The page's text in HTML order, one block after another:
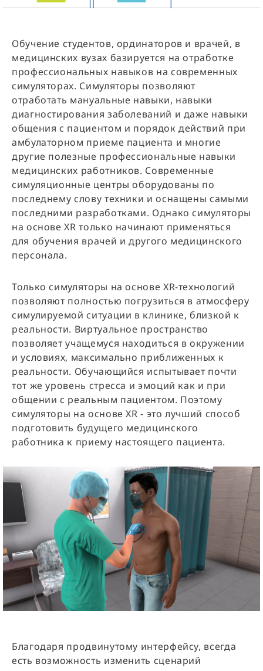
Обучение студентов, ординаторов и врачей, в
медицинских вузах базируется на отработке
профессиональных навыков на современных
симуляторах. Симуляторы позволяют
отработать мануальные навыки, навыки
диагностирования заболеваний и даже навыки
общения с пациентом и порядок действий при
амбулаторном приеме пациента и многие
другие полезные профессиональные навыки
медицинских работников. Современные
симуляционные центры оборудованы по
последнему слову техники и оснащены самыми
последними разработками. Однако симуляторы
на основе XR только начинают применяться
для обучения врачей и другого медицинского
персонала.
Только симуляторы на основе XR-технологий
позволяют полностью погрузиться в атмосферу
симулируемой ситуации в клинике, близкой к
реальности. Виртуальное пространство
позволяет учащемуся находиться в окружении
и условиях, максимально приближенных к
реальности. Обучающийся испытывает почти
тот же уровень стресса и эмоций как и при
общении с реальным пациентом. Поэтому
симуляторы на основе XR - это лучший способ
подготовить будущего медицинского
работника к приему настоящего пациента.
Благодаря продвинутому интерфейсу, всегда
есть возможность изменить сценарий